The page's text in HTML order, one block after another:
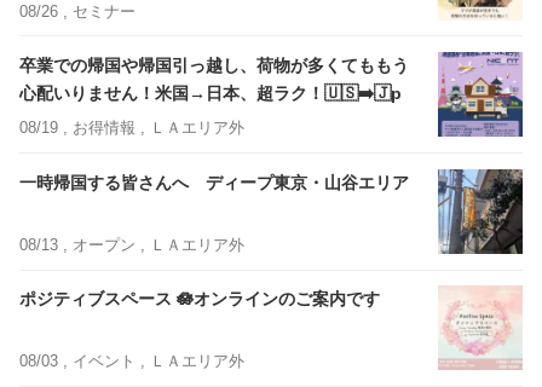
08/26 , セミナー
卒業での帰国や帰国引っ越し、荷物が多くてももう
心配いりません！米国→日本、超ラク！🇺🇸➡️🇯p
08/19 , お得情報 , ＬＡエリア外
一時帰国する皆さんへ ディープ東京・山谷エリア
08/13 , オープン , ＬＡエリア外
ポジティブスペース 🪷オンラインのご案内です
08/03 , イベント , ＬＡエリア外